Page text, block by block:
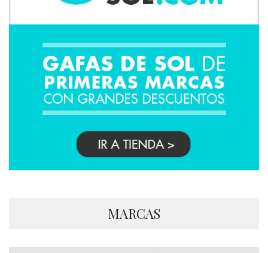
MARCAS